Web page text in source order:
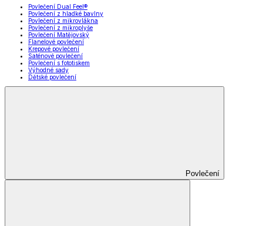
Povlečení Dual Feel®
Povlečení z hladké bavlny
Povlečení z mikrovlákna
Povlečení z mikroplyše
Povlečení Matějovský
Flanelové povlečení
Krepové povlečení
Saténové povlečení
Povlečení s fototiskem
Výhodné sady
Dětské povlečení
Povlečení